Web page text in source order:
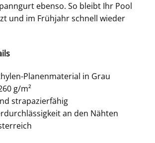
ebenso. So bleibt Ihr Pool
und im Frühjahr schnell wieder
Planenmaterial in Grau
g/m²
strapazierfähig
an den Nähten